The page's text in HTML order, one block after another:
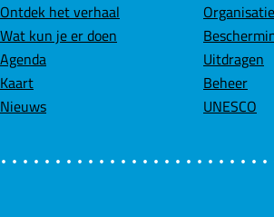
Ontdek het verhaal
Wat kun je er doen
Agenda
Kaart
Nieuws
Organisatie
Uitdragen
Beheer
UNESCO